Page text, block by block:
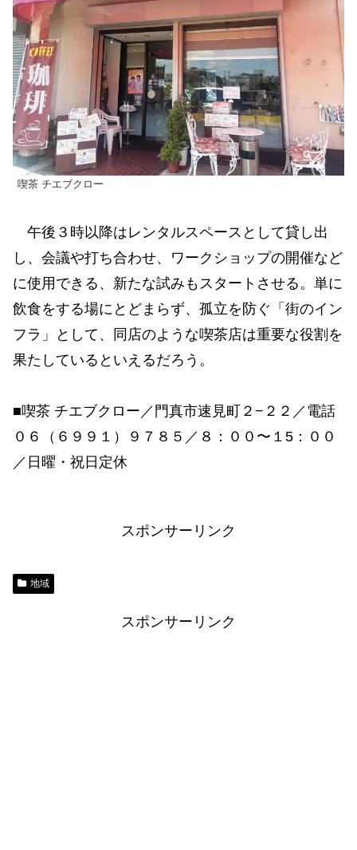
喫茶 チエブクロー
午後３時以降はレンタルスペースとして貸し出
し、会議や打ち合わせ、ワークショップの開催など
に使用できる、新たな試みもスタートさせる。単に
飲食をする場にとどまらず、孤立を防ぐ「街のイン
フラ」として、同店のような喫茶店は重要な役割を
果たしているといえるだろう。
■喫茶 チエブクロー／門真市速見町２−２２／電話
０６（６９９１）９７８５／８：００〜１5：００
／日曜・祝日定休
スポンサーリンク
地域
スポンサーリンク